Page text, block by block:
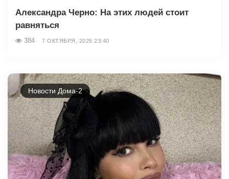
Александра Черно: На этих людей стоит
равняться
384 7 ОКТЯБРЯ, 2025 23:40
Новости Дома-2